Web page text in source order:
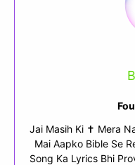
Jai Masih Ki ✝ Mera
Mai Aapko Bible Se
Song Ka Lyrics Bhi